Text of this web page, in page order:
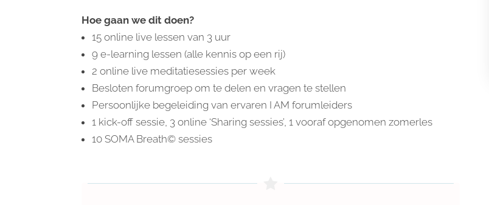
Hoe gaan we dit doen?
15 online live lessen van 3 uur
9 e-learning lessen (alle kennis op een rij)
2 online live meditatiesessies per week
Besloten forumgroep om te delen en vragen te stellen
Persoonlijke begeleiding van ervaren I AM forumleiders
1 kick-off sessie, 3 online ‘Sharing sessies’, 1 vooraf opgenomen zomerles
10 SOMA Breath© sessies